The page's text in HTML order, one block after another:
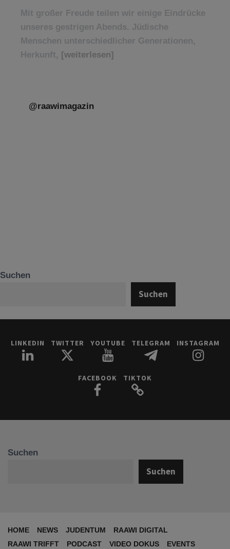
Mit großer Freude teilen wir einige Eindrücke
unseres gestrigen Abends. Jüdische
Menschen unterschiedlicher Generationen,
Herkunft, [weiterlesen]
@raawimagazin
Suchen
Suchen
LINKEDIN TWITTER YOUTUBE TELEGRAM INSTAGRAM
FACEBOOK TIKTOK
Suchen
Suchen
HOME NEWS JUDENTUM
RAAWI DIGITAL
RAAWI TRIFFT
PODCAST VIDEO DOKUS EVENTS